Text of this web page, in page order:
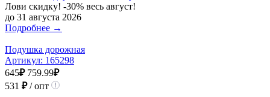
Лови скидку! -30% весь август!
до 31 августа 2026
Подробнее →
Подушка дорожная
Артикул: 165298
645₽ 759.99₽
531 ₽/ опт